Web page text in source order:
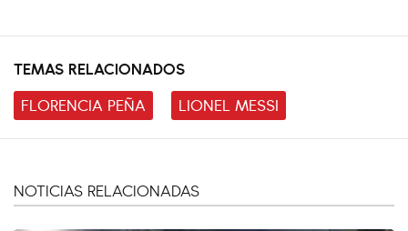
TEMAS RELACIONADOS
FLORENCIA PEÑA
LIONEL MESSI
NOTICIAS RELACIONADAS